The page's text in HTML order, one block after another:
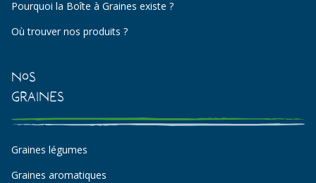
Pourquoi la Boîte à Graines existe ?
Où trouver nos produits ?
Nos
Graines
Graines légumes
Graines aromatiques